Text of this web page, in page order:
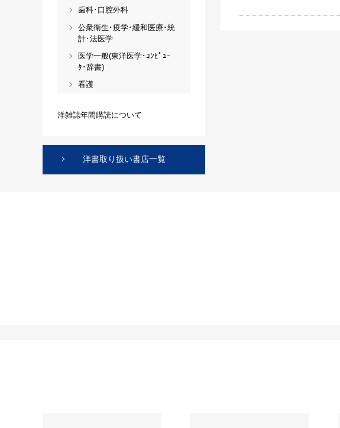
歯科･口腔外科
公衆衛生･疫学･緩和医療･統
計･法医学
医学一般(東洋医学･ｺﾝﾋﾟｭｰ
ﾀ･辞書)
看護
洋雑誌年間購読について
洋書取り扱い書店一覧